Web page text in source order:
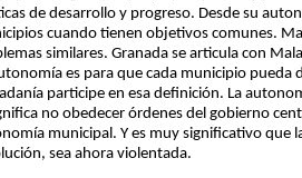
de desarrollo y progreso. Desde su
cuando tienen objetivos comunes.
similares. Granada se articula con
es para que cada municipio
participe en esa definición. La
no obedecer órdenes del gobierno
municipal. Y es muy significativo que
sea ahora violentada.